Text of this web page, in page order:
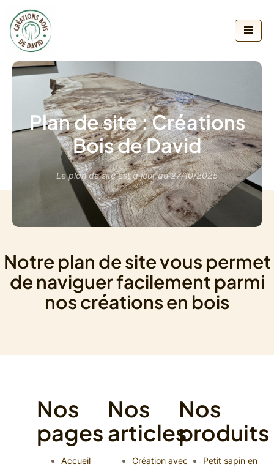
Plan de site : Créations
Bois de David
Le plan de site est à jour au 27/10/2025
Notre plan de site vous permet
de naviguer facilement parmi
nos créations en bois
Nos
pages
Accueil
Nos
articles
Création avec
Nos
produits
Petit sapin en